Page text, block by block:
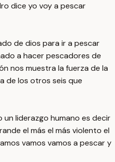
dice yo voy a pescar
de dios para ir a pescar
a hacer pescadores de
nos muestra la fuerza de la
de los otros seis que
liderazgo humano es decir
el más el más violento el
vamos vamos a pescar y